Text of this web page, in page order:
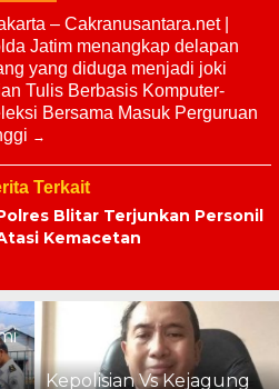
– Cakranusantara.net |
Jatim menangkap delapan
yang diduga menjadi joki
Tulis Berbasis Komputer-
Bersama Masuk Perguruan
Terkait
Blitar Terjunkan Personil
Kemacetan
Kepolisian Vs Kejagung